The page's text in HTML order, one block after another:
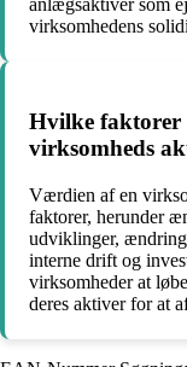
anlægsaktiver som
virksomhedens
Hvilke faktorer
virksomheds
Værdien af en
faktorer, herunder
udviklinger,
interne drift og
virksomheder at
deres aktiver for at